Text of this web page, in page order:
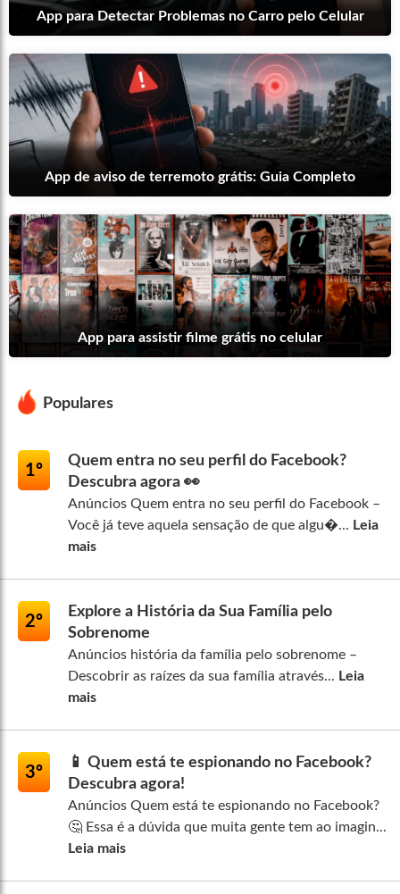
App para Detectar Problemas no Carro pelo Celular
App de aviso de terremoto grátis: Guia Completo
App para assistir filme grátis no celular
Populares
1º
Quem entra no seu perfil do Facebook?
Descubra agora 👀
Anúncios Quem entra no seu perfil do Facebook –
Você já teve aquela sensação de que algu�... Leia
mais
2º
Explore a História da Sua Família pelo
Sobrenome
Anúncios história da família pelo sobrenome –
Descobrir as raízes da sua família através... Leia
mais
3º
📱 Quem está te espionando no Facebook?
Descubra agora!
Anúncios Quem está te espionando no Facebook?
🤔 Essa é a dúvida que muita gente tem ao imagin...
Leia mais